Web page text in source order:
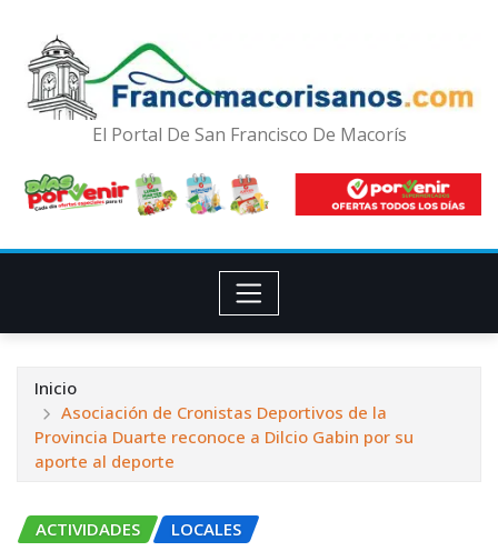
El Portal De San Francisco De Macorís
Inicio
Asociación de Cronistas Deportivos de la
Provincia Duarte reconoce a Dilcio Gabin por su
aporte al deporte
ACTIVIDADES LOCALES